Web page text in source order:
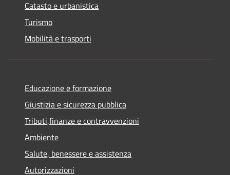
Catasto e urbanistica
Turismo
Mobilità e trasporti
Educazione e formazione
Giustizia e sicurezza pubblica
Tributi,finanze e contravvenzioni
Ambiente
Salute, benessere e assistenza
Autorizzazioni